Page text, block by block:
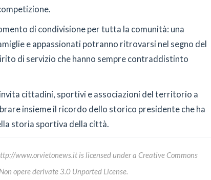
di condivisione per tutta la comunità: una
e appassionati potranno ritrovarsi nel segno del
di servizio che hanno sempre contraddistinto
cittadini, sportivi e associazioni del territorio a
insieme il ricordo dello storico presidente che ha
storia sportiva della città.
www.orvietonews.itis licensed under a Creative Commons
opere derivate 3.0 Unported License.